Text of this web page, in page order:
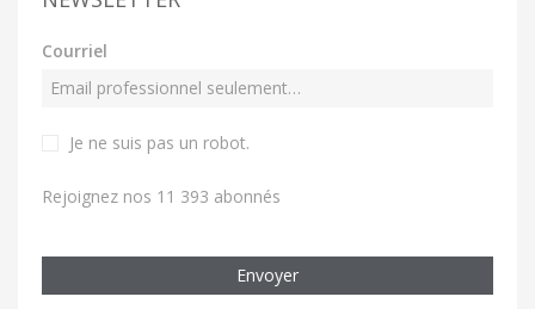
Courriel
Je ne suis pas un robot.
Rejoignez nos 11 393 abonnés
Envoyer